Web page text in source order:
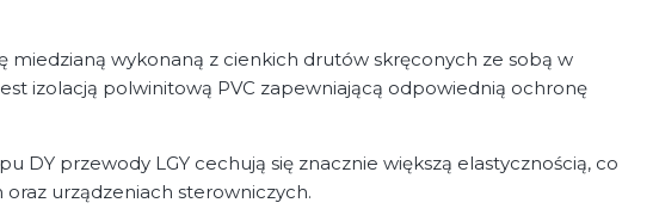
miedzianą wykonaną z cienkich drutów skręconych ze sobą w
izolacją polwinitową PVC zapewniającą odpowiednią ochronę
przewody LGY cechują się znacznie większą elastycznością, co
urządzeniach sterowniczych.